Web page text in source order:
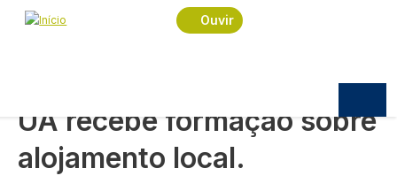
Passar para o conteúdo principal
Ouvir
Navegação estrutural
Início
Sociedade
UA recebe formação sobre alojamento local.
UA recebe formação sobre
alojamento local.